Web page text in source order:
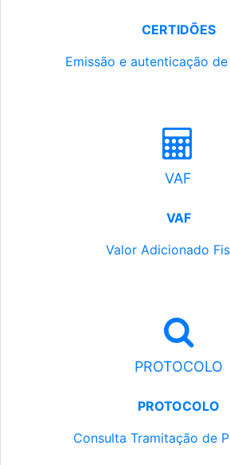
CERTIDÕES
Emissão e autenticação
VAF
VAF
Valor Adicionado
PROTOCOLO
PROTOCOLO
Consulta Tramitação de